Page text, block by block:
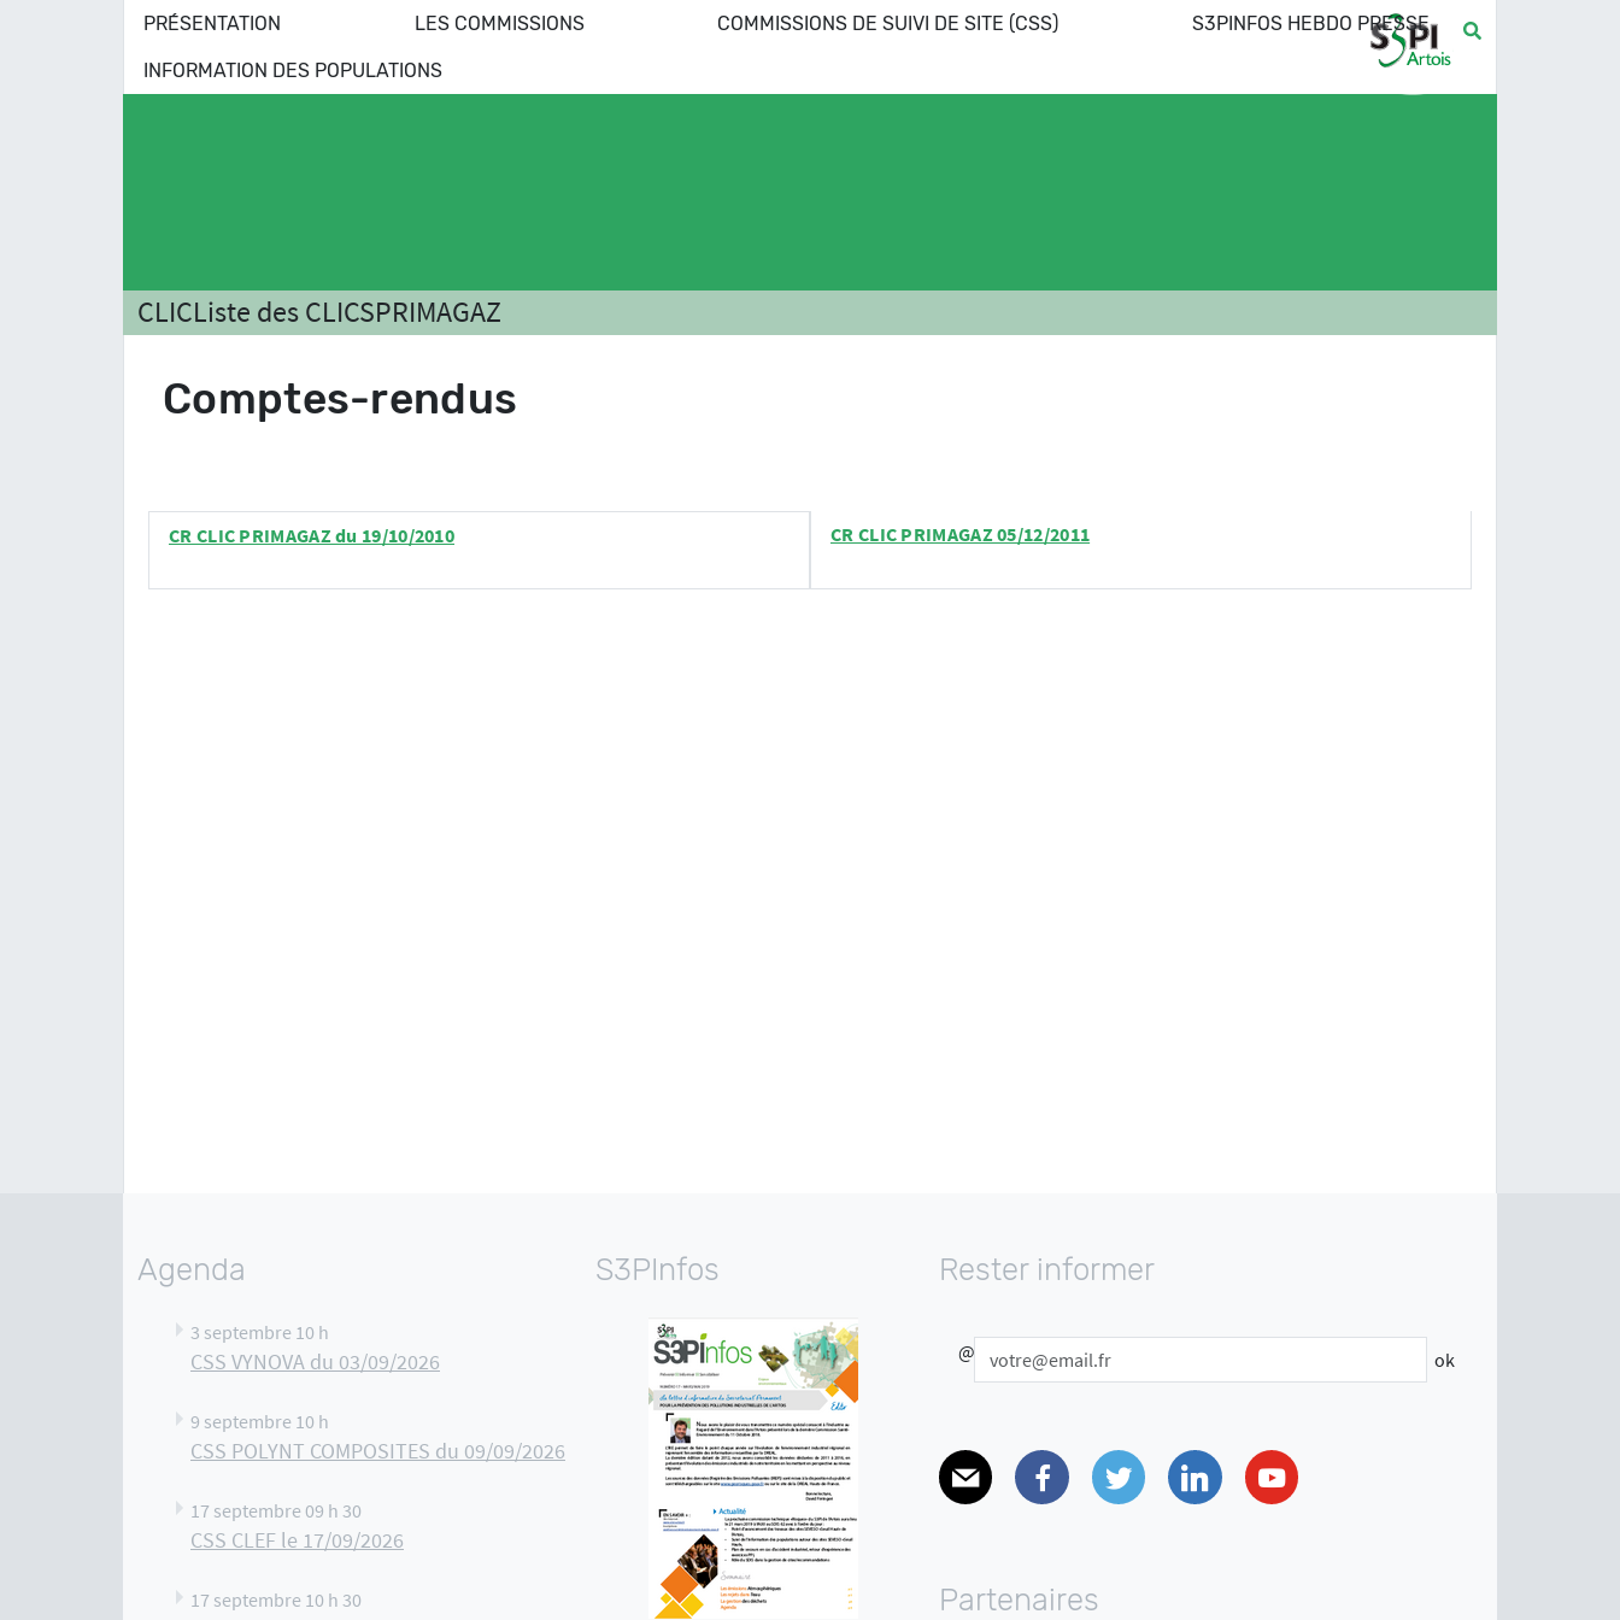
PRÉSENTATION LES COMMISSIONS COMMISSIONS DE SUIVI DE SITE (CSS) S3PINFOS HEBDO PRESSE
INFORMATION DES POPULATIONS
CLICListe des CLICSPRIMAGAZ
Comptes-rendus
CR CLIC PRIMAGAZ du 19/10/2010 CR CLIC PRIMAGAZ 05/12/2011
Agenda
3 septembre 10 h
CSS VYNOVA du 03/09/2026
9 septembre 10 h
CSS POLYNT COMPOSITES du 09/09/2026
17 septembre 09 h 30
CSS CLEF le 17/09/2026
17 septembre 10 h 30
S3PInfos Rester informer
@
Partenaires